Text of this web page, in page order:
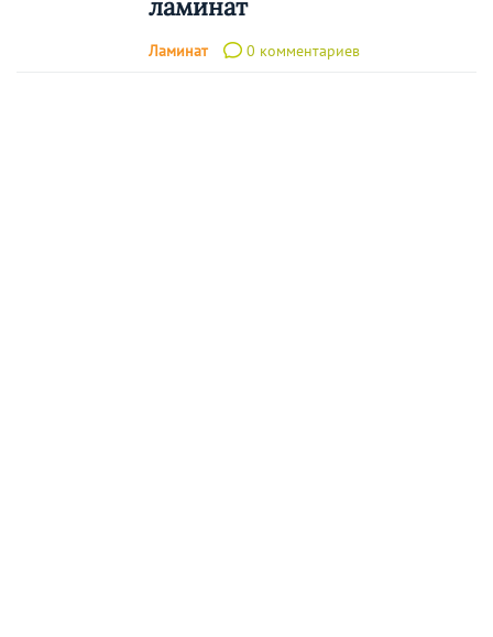
ламинат
Ламинат 0 комментариев